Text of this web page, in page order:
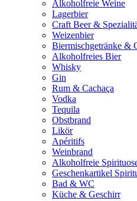
Alkoholfreie Weine
Lagerbier
Craft Beer &
Weizenbier
Biermischgetränke &
Alkoholfreies Bier
Whisky
Gin
Rum & Cachaça
Vodka
Tequila
Obstbrand
Likör
Apéritifs
Weinbrand
Alkoholfreie
Geschenkartikel
Bad & WC
Küche & Geschirr